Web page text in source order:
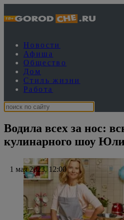
Новости
Афиша
Общество
Дом
Стиль жизни
Работа
Водила всех за нос:
кулинарного шоу
1 мая 2023, 12:00